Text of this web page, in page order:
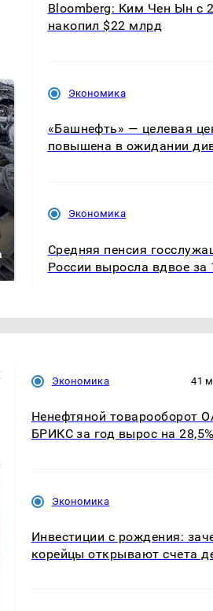
готовую еду из
магазина: список
Bloomberg: Ким Чен Ын с
накопил $22 млрд
Экономика
«Башнефть» — целевая
повышена в ожидании
Экономика
Средняя пенсия
России выросла вдвое за
Экономика 41
Ненефтяной товарооборот
БРИКС за год вырос на 28,5%
Экономика
Инвестиции с рождения:
корейцы открывают счета